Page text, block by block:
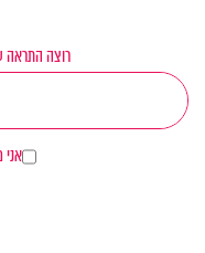
רוצה התראה
אני